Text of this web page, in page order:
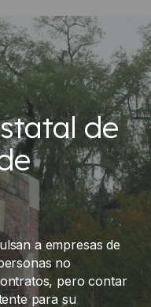
de
a empresas de
no
pero contar
para su